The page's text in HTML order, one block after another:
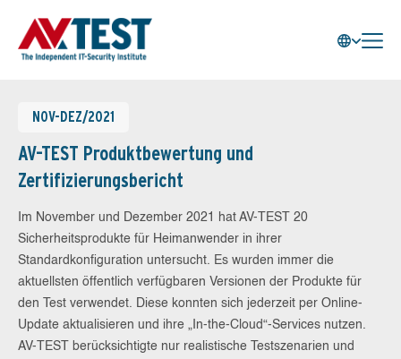
NOV-DEZ/2021
AV-TEST Produktbewertung und
Zertifizierungsbericht
Im November und Dezember 2021 hat AV-TEST 20
Sicherheitsprodukte für Heimanwender in ihrer
Standardkonfiguration untersucht. Es wurden immer die
aktuellsten öffentlich verfügbaren Versionen der Produkte für
den Test verwendet. Diese konnten sich jederzeit per Online-
Update aktualisieren und ihre „In-the-Cloud“-Services nutzen.
AV-TEST berücksichtigte nur realistische Testszenarien und